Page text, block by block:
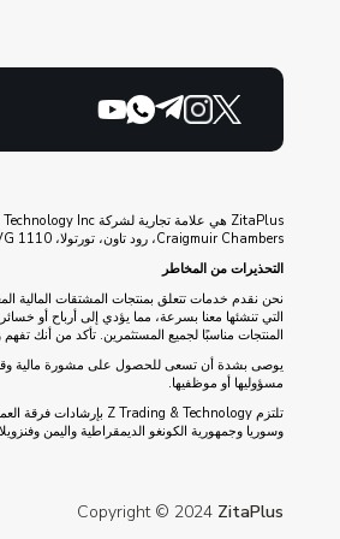
Craigmuir Chambers، رود تاون، تورتولا، VG 1110، جزر العذراء البريطانية.
التحذيرات من المخاطر
نحن نقدم خدمات تتعلق بمنتجات المشتقات المالية
التي تنشئها معنا بسرعة، مما يؤدي إلى أرباح أو
المنتجات مناسبًا لجميع المستثمرين. تأكد من أنك
مسؤوليها أو موظفيها.
وسوريا وجمهورية الكونغو الديمقراطية واليمن
Copyright © 2024 ZitaPlus